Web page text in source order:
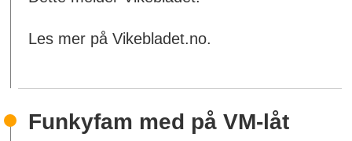
Les mer på Vikebladet.no.
Funkyfam med på VM-låt